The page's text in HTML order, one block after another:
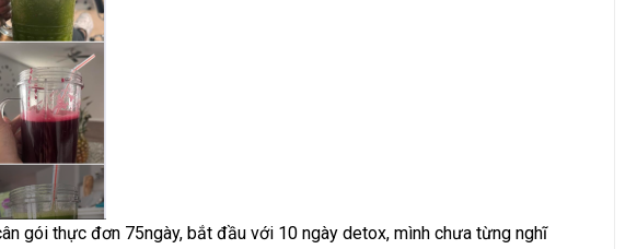
gói thực đơn 75ngày, bắt đầu với 10 ngày detox, mình chưa từng nghĩ